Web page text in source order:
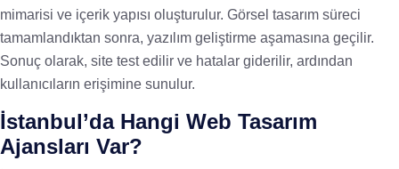
mimarisi ve içerik yapısı oluşturulur. Görsel tasarım süreci
tamamlandıktan sonra, yazılım geliştirme aşamasına geçilir.
Sonuç olarak, site test edilir ve hatalar giderilir, ardından
kullanıcıların erişimine sunulur.
İstanbul’da Hangi Web Tasarım
Ajansları Var?